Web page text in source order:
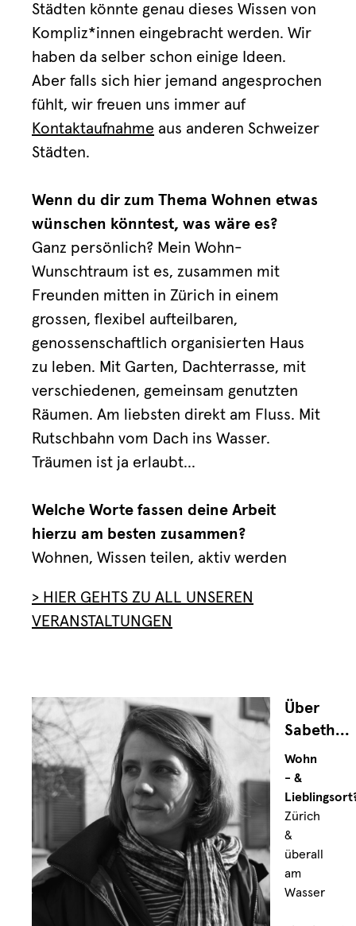
Städten könnte genau dieses Wissen von
Kompliz*innen eingebracht werden. Wir
haben da selber schon einige Ideen.
Aber falls sich hier jemand angesprochen
fühlt, wir freuen uns immer auf
Kontaktaufnahme aus anderen Schweizer
Städten.
Wenn du dir zum Thema Wohnen etwas
wünschen könntest, was wäre es?
Ganz persönlich? Mein Wohn-
Wunschtraum ist es, zusammen mit
Freunden mitten in Zürich in einem
grossen, flexibel aufteilbaren,
genossenschaftlich organisierten Haus
zu leben. Mit Garten, Dachterrasse, mit
verschiedenen, gemeinsam genutzten
Räumen. Am liebsten direkt am Fluss. Mit
Rutschbahn vom Dach ins Wasser.
Träumen ist ja erlaubt...
Welche Worte fassen deine Arbeit
hierzu am besten zusammen?
Wohnen, Wissen teilen, aktiv werden
> HIER GEHTS ZU ALL UNSEREN
VERANSTALTUNGEN
Über
Sabeth...
Wohn
- &
Zürich
&
überall
am
Wasser